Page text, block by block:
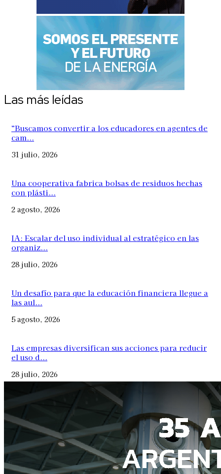
Las más leídas
“Buscamos convertir a los educadores en agentes de
cam...
31 julio, 2026
Una cooperativa fabrica bolsas de residuos hechas
con plásti...
2 agosto, 2026
IA: Escalar del uso individual al estratégico en las
organiz...
28 julio, 2026
Un desafío para que la educación financiera llegue a
las aul...
5 agosto, 2026
Las empresas diversifican sus acciones para reducir
el uso d...
28 julio, 2026